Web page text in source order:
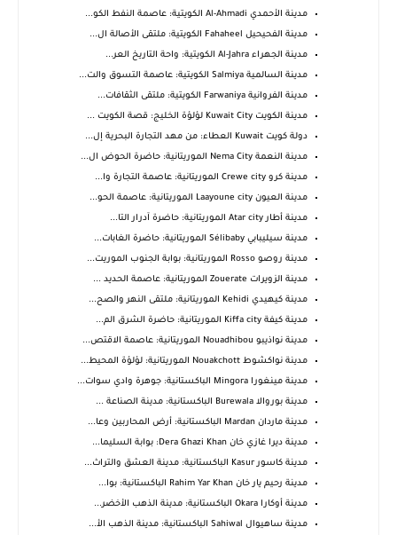
مدينة الأحمدي Al-Ahmadi الكويتية: عاصمة النفط الكو...
مدينة الفحيحيل Fahaheel الكويتية: ملتقى الأصالة ال...
مدينة الجهراء Al-Jahra الكويتية: واحة التاريخ العر...
مدينة السالمية Salmiya الكويتية: عاصمة التسوق والت...
مدينة الفروانية Farwaniya الكويتية: ملتقى الثقافات...
مدينة الكويت Kuwait City لؤلؤة الخليج: قصة الكويت ...
دولة كويت Kuwait العطاء: من مهد التجارة البحرية إل...
مدينة النعمة Nema City الموريتانية: حاضرة الحوض ال...
مدينة كرو Crewe city الموريتانية: عاصمة التجارة وا...
مدينة العيون Laayoune city الموريتانية: عاصمة الحو...
مدينة أطار Atar city الموريتانية: حاضرة آدرار التا...
مدينة سيليبابي Sélibaby الموريتانية: حاضرة الغابات...
مدينة روصو Rosso الموريتانية: بوابة الجنوب الموريت...
مدينة الزويرات Zouerate الموريتانية: عاصمة الحديد ...
مدينة كيهيدي Kehidi الموريتانية: ملتقى النهر والصح...
مدينة كيفة Kiffa city الموريتانية: حاضرة الشرق الم...
مدينة نواذيبو Nouadhibou الموريتانية: عاصمة الاقتص...
مدينة نواكشوط Nouakchott الموريتانية: لؤلؤة المحيط...
مدينة مينغورا Mingora الباكستانية: جوهرة وادي سوات...
مدينة بوروالا Burewala الباكستانية: مدينة الصناعة ...
مدينة ماردان Mardan الباكستانية: أرض المحاربين وعا...
مدينة ديرا غازي خان Dera Ghazi Khan: بوابة السليما...
مدينة كاسور Kasur الباكستانية: مدينة العشق والتراث...
مدينة رحيم يار خان Rahim Yar Khan الباكستانية: بوا...
مدينة أوكارا Okara الباكستانية: مدينة الذهب الأخضر...
مدينة ساهيوال Sahiwal الباكستانية: مدينة الذهب الأ...